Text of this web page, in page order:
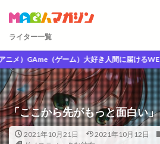
ライター一覧
（ゲーム）大好き人間に届けるWEBマガジン
「ここから先がもっと面白い」
2021年10月21日 2021年10月12日